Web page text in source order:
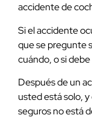
accidente de
Si el accidente
que se pregunte
cuándo, o si
Después de un
usted está solo,
seguros no está